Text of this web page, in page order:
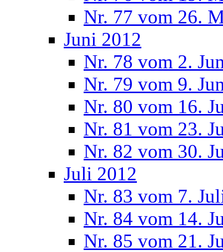
Nr. 77 vom 26.
Juni 2012
Nr. 78 vom 2.
Nr. 79 vom 9.
Nr. 80 vom 16.
Nr. 81 vom 23.
Nr. 82 vom 30.
Juli 2012
Nr. 83 vom 7.
Nr. 84 vom 14.
Nr. 85 vom 21.